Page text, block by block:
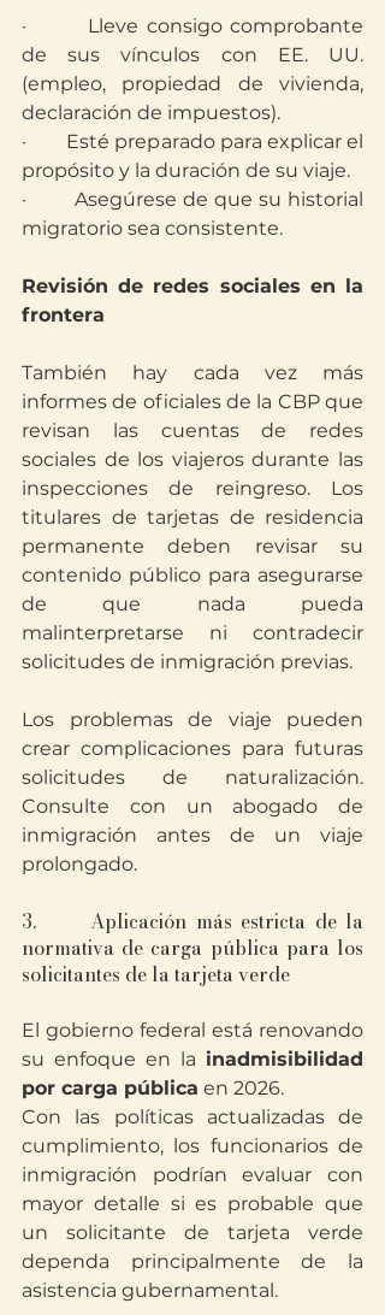
·        Lleve consigo comprobante
de sus vínculos con EE. UU.
(empleo, propiedad de vivienda,
declaración de impuestos).
·        Esté preparado para explicar el
propósito y la duración de su viaje.
·        Asegúrese de que su historial
migratorio sea consistente.
Revisión de redes sociales en la
frontera
También hay cada vez más
informes de oficiales de la CBP que
revisan las cuentas de redes
sociales de los viajeros durante las
inspecciones de reingreso. Los
titulares de tarjetas de residencia
permanente deben revisar su
contenido público para asegurarse
de que nada pueda
malinterpretarse ni contradecir
solicitudes de inmigración previas.
Los problemas de viaje pueden
crear complicaciones para futuras
solicitudes de naturalización.
Consulte con un abogado de
inmigración antes de un viaje
prolongado.
3.      Aplicación más estricta de la
normativa de carga pública para los
solicitantes de la tarjeta verde
El gobierno federal está renovando
su enfoque en la inadmisibilidad
por carga pública en 2026.
Con las políticas actualizadas de
cumplimiento, los funcionarios de
inmigración podrían evaluar con
mayor detalle si es probable que
un solicitante de tarjeta verde
dependa principalmente de la
asistencia gubernamental.